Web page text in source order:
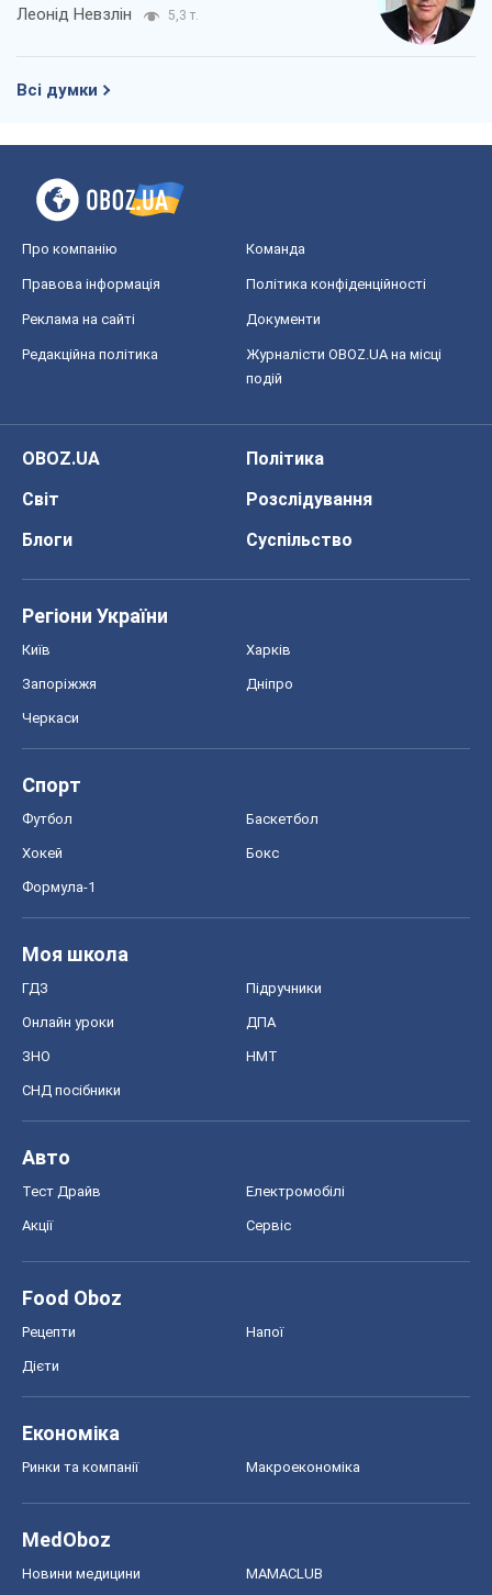
Леонід Невзлін 5,3 т.
Всі думки
Про компанію Команда
Правова інформація Політика конфіденційності
Реклама на сайті Документи
Редакційна політика
Журналісти OBOZ.UA на місці
подій
OBOZ.UA
Політика
Світ
Розслідування
Блоги
Суспільство
Регіони України
Київ Харків
Запоріжжя Дніпро
Черкаси
Спорт
Футбол Баскетбол
Хокей Бокс
Формула-1
Моя школа
ГДЗ Підручники
Онлайн уроки ДПА
ЗНО НМТ
СНД посібники
Авто
Тест Драйв Електромобілі
Акції Сервіс
Food Oboz
Рецепти Напої
Дієти
Економіка
Ринки та компанії Макроекономіка
MedOboz
Новини медицини MAMACLUB